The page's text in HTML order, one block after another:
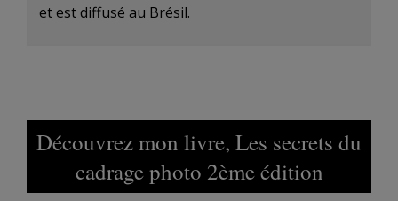
et est diffusé au Brésil.
Découvrez mon livre, Les secrets du
cadrage photo 2ème édition